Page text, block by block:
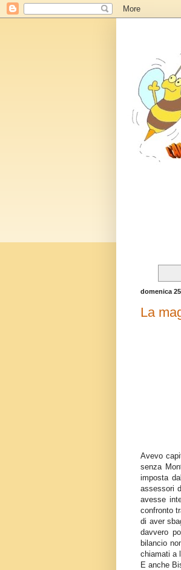
domenica
La
Avevo
senza
imposta
assessori
avesse
confronto
di aver
davvero
bilancio
chiamati a
E anche